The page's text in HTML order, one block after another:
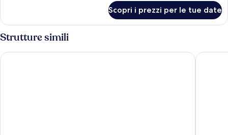
letti
singoli
Luxury
con
2
letti
singoli
Scopri i prezzi per le tue date
Strutture simili
King Solomon Hotel The